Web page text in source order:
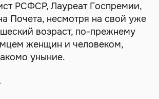
РСФСР, Лауреат Госпремии,
Почета, несмотря на свой уже
возраст, по-прежнему
женщин и человеком,
уныние.